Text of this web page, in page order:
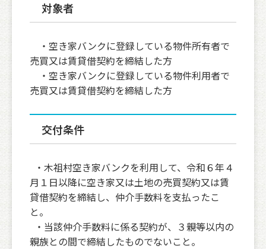
対象者
・空き家バンクに登録している物件所有者で
売買又は賃貸借契約を締結した方
・空き家バンクに登録している物件利用者で
売買又は賃貸借契約を締結した方
交付条件
・木祖村空き家バンクを利用して、令和６年４
月１日以降に空き家又は土地の売買契約又は賃
貸借契約を締結し、仲介手数料を支払ったこ
と。
・当該仲介手数料に係る契約が、３親等以内の
親族との間で締結したものでないこと。